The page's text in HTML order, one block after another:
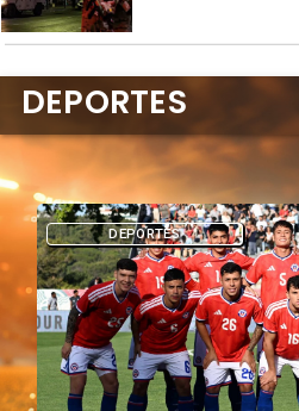
DEPORTES
DEPORTES